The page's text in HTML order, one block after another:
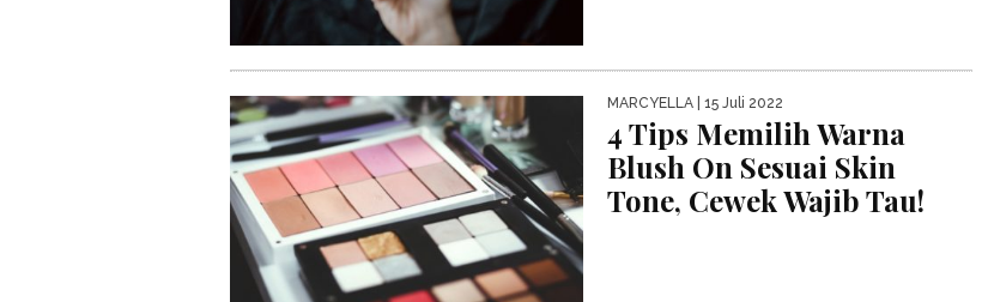
MARCYELLA | 15 Juli 2022
4 Tips Memilih Warna
Blush On Sesuai Skin
Tone, Cewek Wajib Tau!